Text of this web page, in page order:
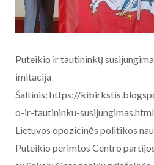
Puteikio ir tautininkų
imitacija
Šaltinis: https://
o-ir-tautininku-
Lietuvos opozicinės politikos
Puteikio perimtos Centro